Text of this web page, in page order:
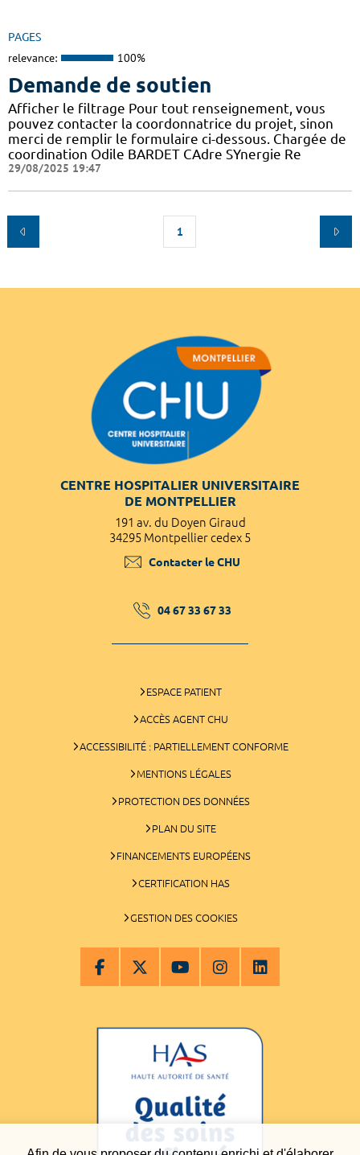
PAGES
relevance: 100%
Demande de soutien
Afficher le filtrage Pour tout renseignement, vous
pouvez contacter la coordonnatrice du projet, sinon
merci de remplir le formulaire ci-dessous. Chargée de
coordination Odile BARDET CAdre SYnergie Re
29/08/2025 19:47
1
CENTRE HOSPITALIER UNIVERSITAIRE
DE MONTPELLIER
191 av. du Doyen Giraud
34295 Montpellier cedex 5
Contacter le CHU
04 67 33 67 33
ESPACE PATIENT
ACCÈS AGENT CHU
ACCESSIBILITÉ : PARTIELLEMENT CONFORME
MENTIONS LÉGALES
PROTECTION DES DONNÉES
PLAN DU SITE
FINANCEMENTS EUROPÉENS
CERTIFICATION HAS
GESTION DES COOKIES